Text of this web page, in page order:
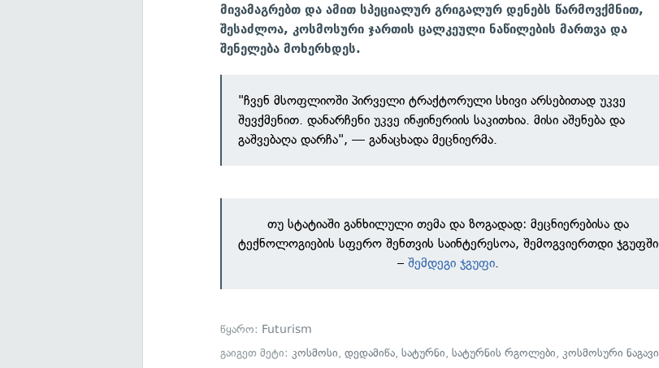
მივამაგრებთ და ამით სპეციალურ გრიგალურ დენებს წარმოვქმნით,
შესაძლოა, კოსმოსური ჯართის ცალკეული ნაწილების მართვა და
შენელება მოხერხდეს.
"ჩვენ მსოფლიოში პირველი ტრაქტორული სხივი არსებითად უკვე
შევქმენით. დანარჩენი უკვე ინჟინერიის საკითხია. მისი აშენება და
გაშვებაღა დარჩა", — განაცხადა მეცნიერმა.
თუ სტატიაში განხილული თემა და ზოგადად: მეცნიერებისა და
ტექნოლოგიების სფერო შენთვის საინტერესოა, შემოგვიერთდი ჯგუფში
–შემდეგი ჯგუფი.
წყარო: Futurism
გაიგეთ მეტი:კოსმოსი,დედამიწა,სატურნი,სატურნის რგოლები,კოსმოსური ნაგავი